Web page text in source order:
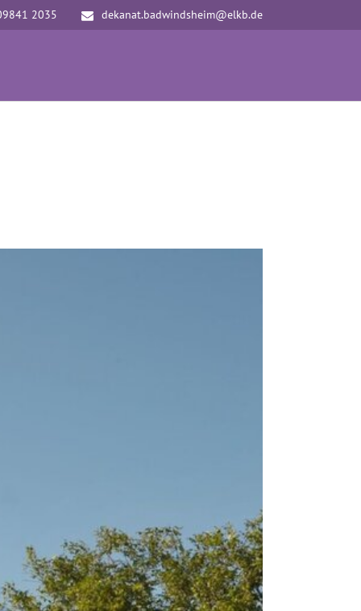
2035 dekanat.badwindsheim@elkb.de